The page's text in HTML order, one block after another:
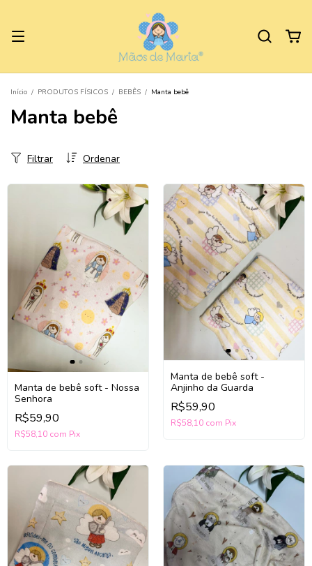
Início / PRODUTOS FÍSICOS / BEBÊS / Manta bebê
Manta bebê
Ordenar
Filtrar
Manta de bebê soft - Nossa
Senhora
R$59,90
R$58,10 com Pix
Manta de bebê soft -
Anjinho da Guarda
R$59,90
R$58,10 com Pix